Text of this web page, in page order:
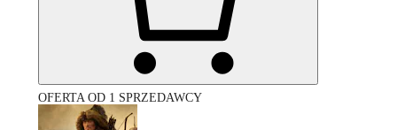
OFERTA OD 1 SPRZEDAWCY